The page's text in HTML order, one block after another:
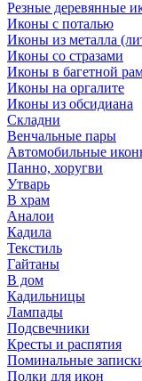
Резные деревянные
Иконы с поталью
Иконы из металла
Иконы со стразами
Иконы в багетной
Иконы на оргалите
Иконы из обсидиана
Складни
Венчальные пары
Автомобильные
Панно, хоругви
Утварь
В храм
Аналои
Кадила
Текстиль
Гайтаны
В дом
Кадильницы
Лампады
Подсвечники
Кресты и распятия
Поминальные
Полки для икон